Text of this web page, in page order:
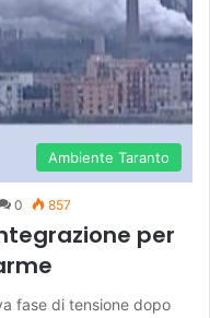
Ambiente Taranto
0 857
per
fase di tensione dopo